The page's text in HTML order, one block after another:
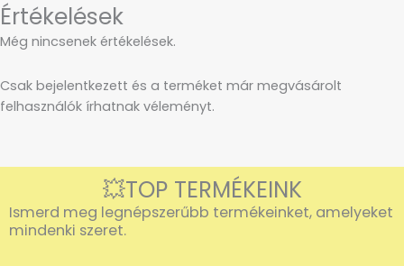
Értékelések
Még nincsenek értékelések.
Csak bejelentkezett és a terméket már megvásárolt
felhasználók írhatnak véleményt.
💥TOP TERMÉKEINK
Ismerd meg legnépszerűbb termékeinket, amelyeket
mindenki szeret.